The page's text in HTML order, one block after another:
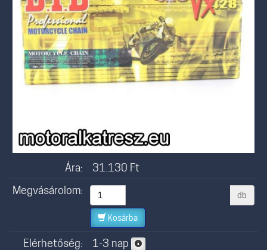
Ára: 31.130 Ft
Megvásárolom:
db
Kosárba
Elérhetőség: 1-3 nap